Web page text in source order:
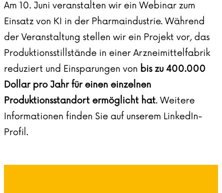
Am 10. Juni veranstalten wir ein Webinar zum
Einsatz von KI in der Pharmaindustrie. Während
der Veranstaltung stellen wir ein Projekt vor, das
Produktionsstillstände in einer Arzneimittelfabrik
reduziert und Einsparungen von bis zu 400.000
Dollar pro Jahr für einen einzelnen
Produktionsstandort ermöglicht hat. Weitere
Informationen finden Sie auf unserem LinkedIn-
Profil .